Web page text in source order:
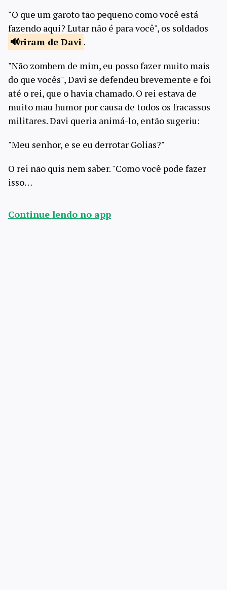
"O que um garoto tão pequeno como você está
fazendo aqui? Lutar não é para você", os soldados
riram de Davi .
"Não zombem de mim, eu posso fazer muito mais
do que vocês", Davi se defendeu brevemente e foi
até o rei, que o havia chamado. O rei estava de
muito mau humor por causa de todos os fracassos
militares. Davi queria animá-lo, então sugeriu:
"Meu senhor, e se eu derrotar Golias?"
O rei não quis nem saber. "Como você pode fazer
isso…
Continue lendo no app